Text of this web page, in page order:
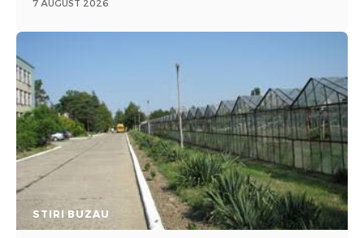
7 AUGUST 2026
STIRI BUZAU